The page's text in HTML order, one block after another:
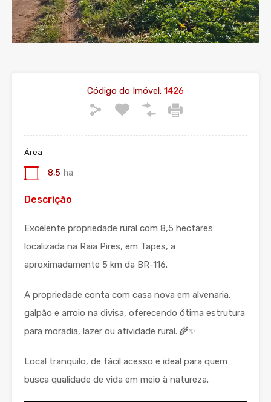
Código do Imóvel: 1426
Área
8,5 ha
Descrição
Excelente propriedade rural com 8,5 hectares
localizada na Raia Pires, em Tapes, a
aproximadamente 5 km da BR-116.
A propriedade conta com casa nova em alvenaria,
galpão e arroio na divisa, oferecendo ótima estrutura
para moradia, lazer ou atividade rural. 🌾✨
Local tranquilo, de fácil acesso e ideal para quem
busca qualidade de vida em meio à natureza.